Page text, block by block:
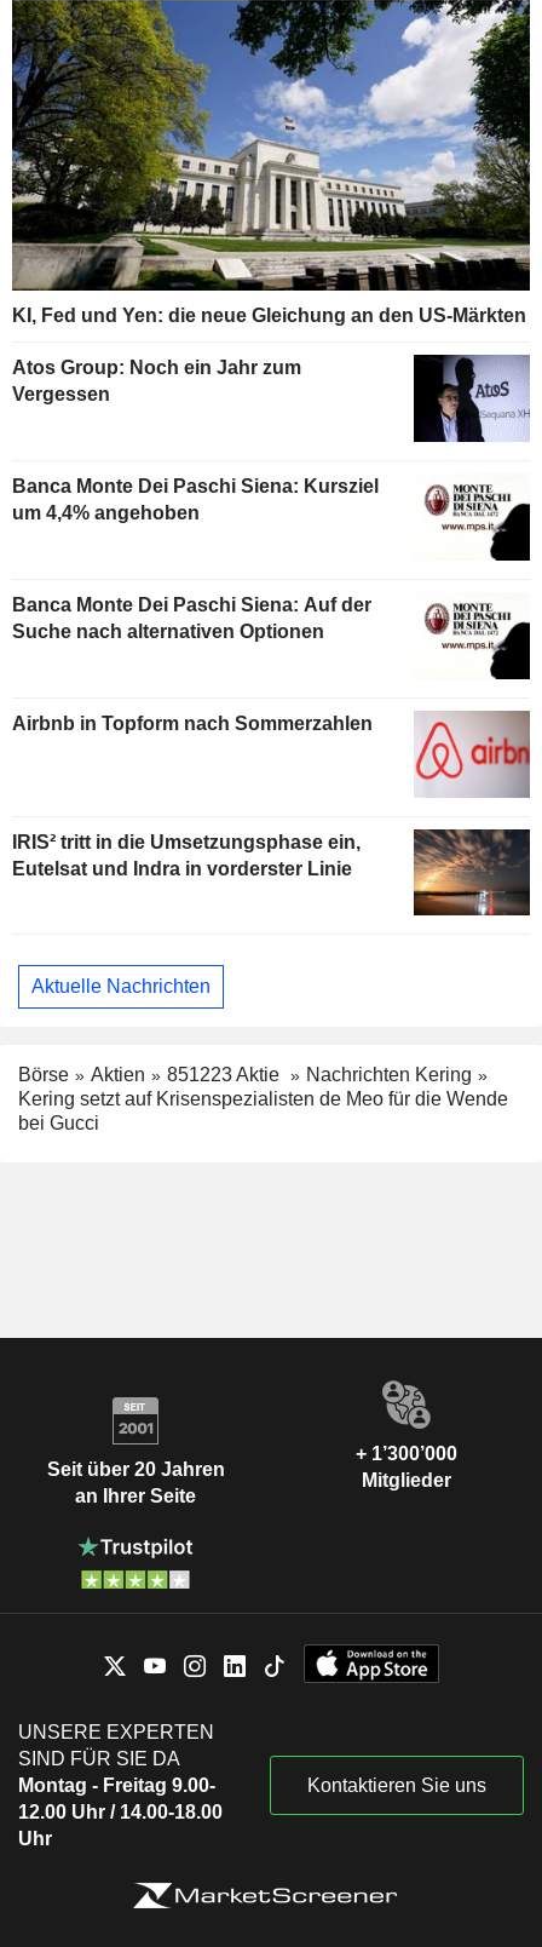
KI, Fed und Yen: die neue Gleichung an den US-Märkten
Atos Group: Noch ein Jahr zum
Vergessen
Banca Monte Dei Paschi Siena: Kursziel
um 4,4% angehoben
Banca Monte Dei Paschi Siena: Auf der
Suche nach alternativen Optionen
Airbnb in Topform nach Sommerzahlen
IRIS² tritt in die Umsetzungsphase ein,
Eutelsat und Indra in vorderster Linie
Aktuelle Nachrichten
Börse Aktien 851223 Aktie
Nachrichten Kering
Kering setzt auf Krisenspezialisten de Meo für die Wende
bei Gucci
Seit über 20 Jahren
an Ihrer Seite
+ 1’300’000
Mitglieder
UNSERE EXPERTEN
SIND FÜR SIE DA
Montag - Freitag 9.00-
12.00 Uhr / 14.00-18.00
Uhr
Kontaktieren Sie uns